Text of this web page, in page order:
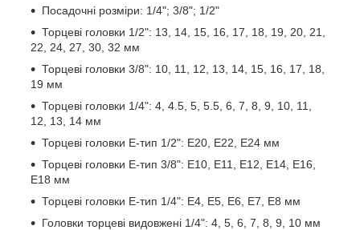
Посадочні розміри: 1/4"; 3/8"; 1/2"
Торцеві головки 1/2": 13, 14, 15, 16, 17, 18, 19, 20, 21,
22, 24, 27, 30, 32 мм
Торцеві головки 3/8": 10, 11, 12, 13, 14, 15, 16, 17, 18,
19 мм
Торцеві головки 1/4": 4, 4.5, 5, 5.5, 6, 7, 8, 9, 10, 11,
12, 13, 14 мм
Торцеві головки Е-тип 1/2": Е20, Е22, Е24 мм
Торцеві головки Е-тип 3/8": Е10, Е11, Е12, Е14, Е16,
Е18 мм
Торцеві головки Е-тип 1/4": Е4, Е5, Е6, Е7, Е8 мм
Головки торцеві видовжені 1/4": 4, 5, 6, 7, 8, 9, 10 мм